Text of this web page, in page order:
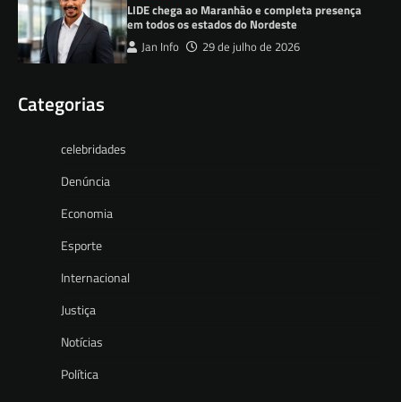
LIDE chega ao Maranhão e completa presença
em todos os estados do Nordeste
Jan Info 29 de julho de 2026
Categorias
celebridades
Denúncia
Economia
Esporte
Internacional
Justiça
Notícias
Política